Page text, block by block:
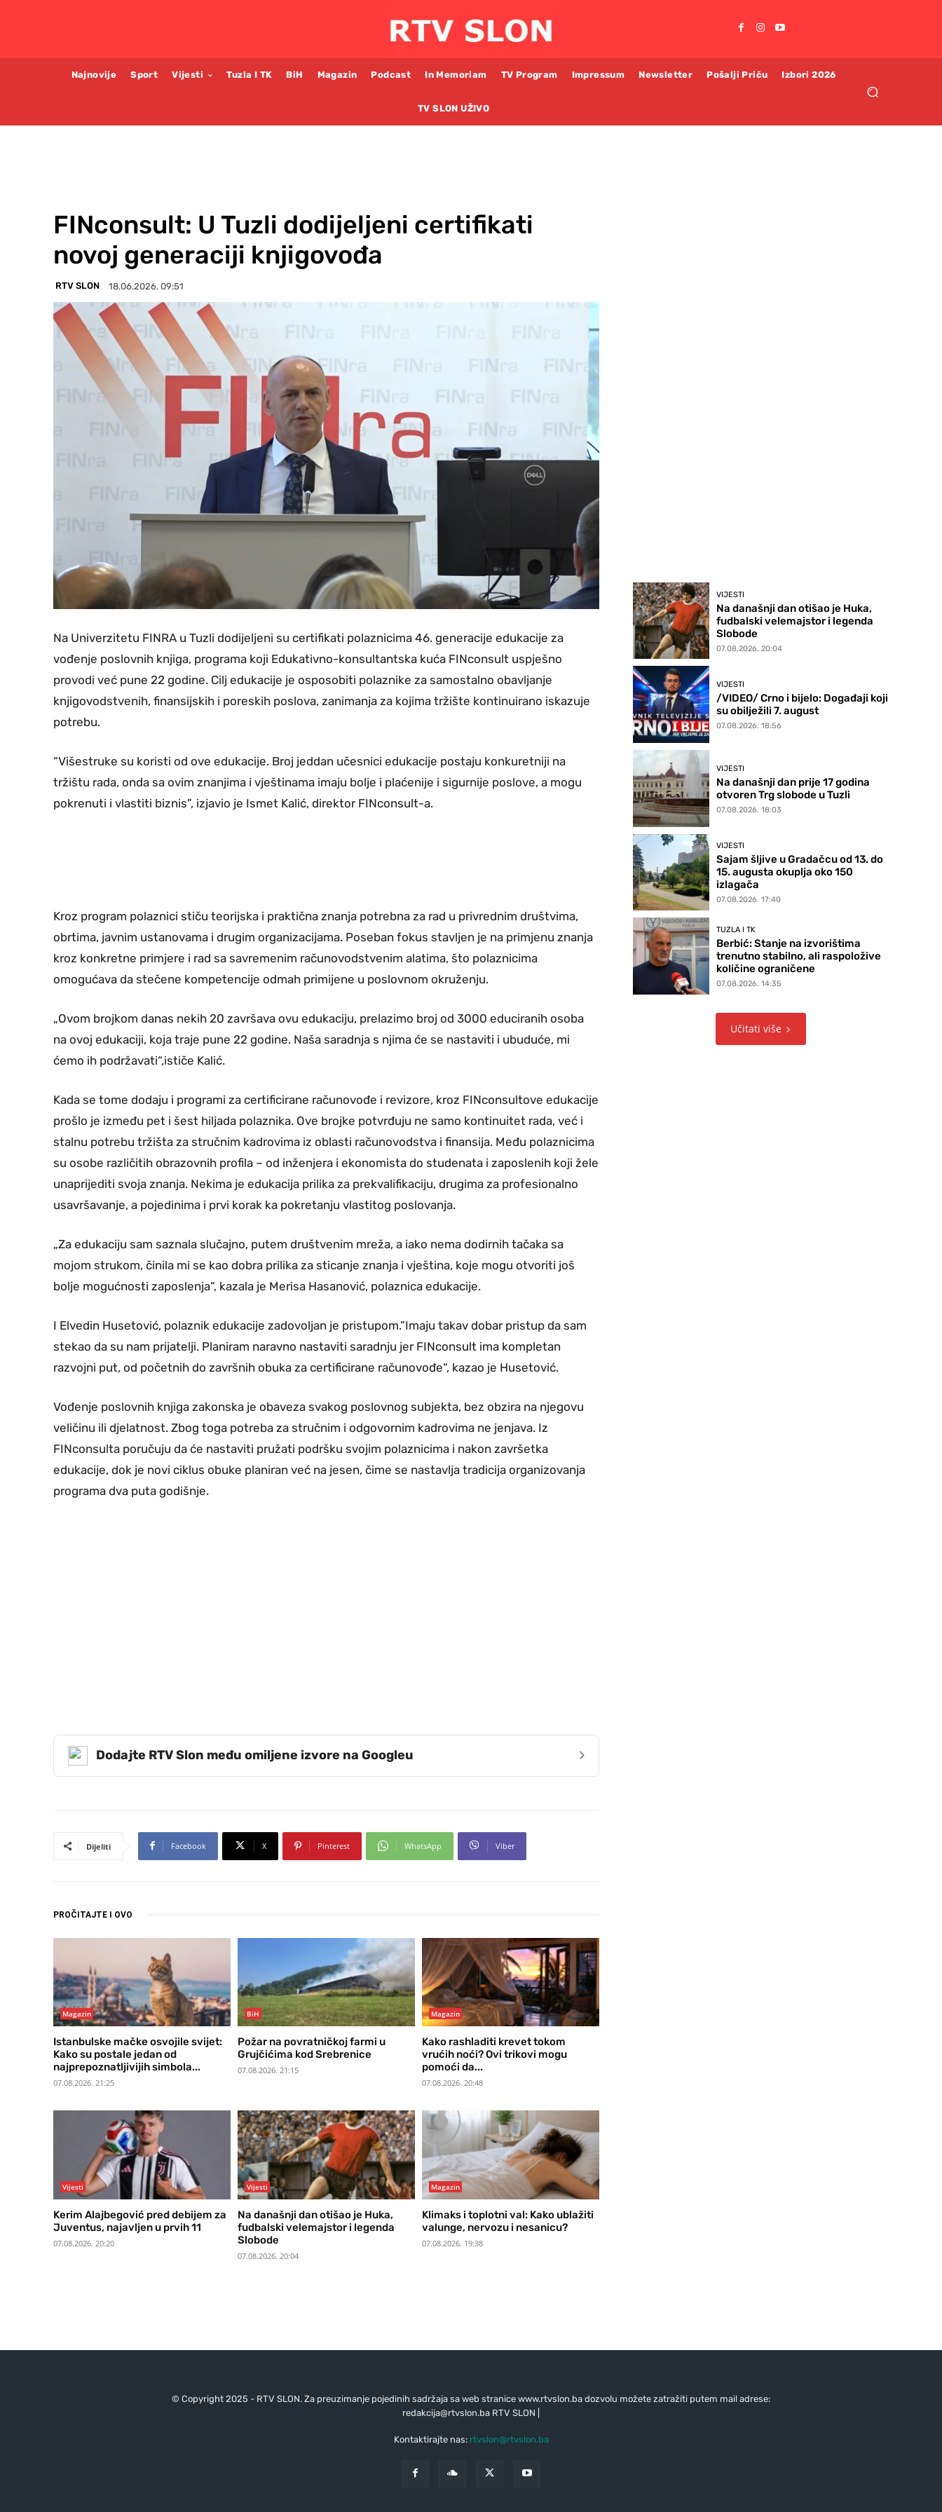
Najnovije Sport Vijesti Tuzla I TK BiH Magazin Podcast In Memoriam TV Program Impressum Newsletter Pošalji Priču Izbori 2026
TV SLON UŽIVO
FINconsult: U Tuzli dodijeljeni certifikati
novoj generaciji knjigovođa
RTV SLON 18.06.2026. 09:51
Na Univerzitetu FINRA u Tuzli dodijeljeni su certifikati polaznicima 46. generacije edukacije za
vođenje poslovnih knjiga, programa koji Edukativno-konsultantska kuća FINconsult uspješno
provodi već pune 22 godine. Cilj edukacije je osposobiti polaznike za samostalno obavljanje
knjigovodstvenih, finansijskih i poreskih poslova, zanimanja za kojima tržište kontinuirano iskazuje
potrebu.
“Višestruke su koristi od ove edukacije. Broj jeddan učesnici edukacije postaju konkuretniji na
tržištu rada, onda sa ovim znanjima i vještinama imaju bolje i plaćenije i sigurnije poslove, a mogu
pokrenuti i vlastiti biznis”, izjavio je Ismet Kalić, direktor FINconsult-a.
Kroz program polaznici stiču teorijska i praktična znanja potrebna za rad u privrednim društvima,
obrtima, javnim ustanovama i drugim organizacijama. Poseban fokus stavljen je na primjenu znanja
kroz konkretne primjere i rad sa savremenim računovodstvenim alatima, što polaznicima
omogućava da stečene kompetencije odmah primijene u poslovnom okruženju.
„Ovom brojkom danas nekih 20 završava ovu edukaciju, prelazimo broj od 3000 educiranih osoba
na ovoj edukaciji, koja traje pune 22 godine. Naša saradnja s njima će se nastaviti i ubuduće, mi
ćemo ih podržavati“,ističe Kalić.
Kada se tome dodaju i programi za certificirane računovođe i revizore, kroz FINconsultove edukacije
prošlo je između pet i šest hiljada polaznika. Ove brojke potvrđuju ne samo kontinuitet rada, već i
stalnu potrebu tržišta za stručnim kadrovima iz oblasti računovodstva i finansija. Među polaznicima
su osobe različitih obrazovnih profila – od inženjera i ekonomista do studenata i zaposlenih koji žele
unaprijediti svoja znanja. Nekima je edukacija prilika za prekvalifikaciju, drugima za profesionalno
usavršavanje, a pojedinima i prvi korak ka pokretanju vlastitog poslovanja.
„Za edukaciju sam saznala slučajno, putem društvenim mreža, a iako nema dodirnih tačaka sa
mojom strukom, činila mi se kao dobra prilika za sticanje znanja i vještina, koje mogu otvoriti još
bolje mogućnosti zaposlenja“, kazala je Merisa Hasanović, polaznica edukacije.
I Elvedin Husetović, polaznik edukacije zadovoljan je pristupom.”Imaju takav dobar pristup da sam
stekao da su nam prijatelji. Planiram naravno nastaviti saradnju jer FINconsult ima kompletan
razvojni put, od početnih do završnih obuka za certificirane računovođe“, kazao je Husetović.
Vođenje poslovnih knjiga zakonska je obaveza svakog poslovnog subjekta, bez obzira na njegovu
veličinu ili djelatnost. Zbog toga potreba za stručnim i odgovornim kadrovima ne jenjava. Iz
FINconsulta poručuju da će nastaviti pružati podršku svojim polaznicima i nakon završetka
edukacije, dok je novi ciklus obuke planiran već na jesen, čime se nastavlja tradicija organizovanja
programa dva puta godišnje.
Dodajte RTV Slon među omiljene izvore na Googleu ›
Dijeliti Facebook X Pinterest WhatsApp Viber
PROČITAJTE I OVO
Magazin
Istanbulske mačke osvojile svijet:
Kako su postale jedan od
najprepoznatljivijih simbola...
07.08.2026. 21:25
BiH
Požar na povratničkoj farmi u
Grujčićima kod Srebrenice
07.08.2026. 21:15
Magazin
Kako rashladiti krevet tokom
vrućih noći? Ovi trikovi mogu
pomoći da...
07.08.2026. 20:48
Vijesti
Kerim Alajbegović pred debijem za
Juventus, najavljen u prvih 11
07.08.2026. 20:20
Vijesti
Na današnji dan otišao je Huka,
fudbalski velemajstor i legenda
Slobode
07.08.2026. 20:04
Magazin
Klimaks i toplotni val: Kako ublažiti
valunge, nervozu i nesanicu?
07.08.2026. 19:38
VIJESTI
Na današnji dan otišao je Huka,
fudbalski velemajstor i legenda
Slobode
07.08.2026. 20:04
VIJESTI
/VIDEO/ Crno i bijelo: Događaji koji
su obilježili 7. august
07.08.2026. 18:56
VIJESTI
Na današnji dan prije 17 godina
otvoren Trg slobode u Tuzli
07.08.2026. 18:03
VIJESTI
Sajam šljive u Gradačcu od 13. do
15. augusta okuplja oko 150
izlagača
07.08.2026. 17:40
TUZLA I TK
Berbić: Stanje na izvorištima
trenutno stabilno, ali raspoložive
količine ograničene
07.08.2026. 14:35
Učitati više
© Copyright 2025 - RTV SLON. Za preuzimanje pojedinih sadržaja sa web stranice www.rtvslon.ba dozvolu možete zatražiti putem mail adrese:
redakcija@rtvslon.baRTV SLON |
Kontaktirajte nas: rtvslon@rtvslon.ba